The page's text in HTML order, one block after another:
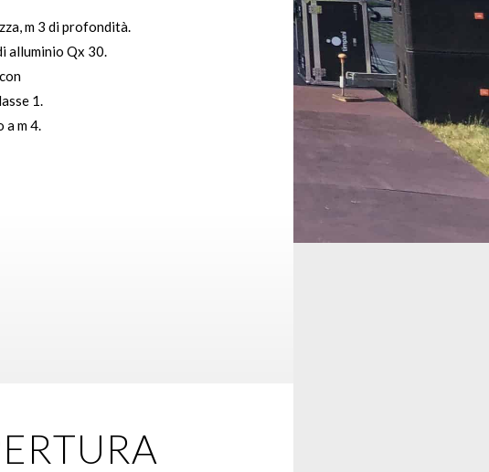
m 3 di profondità.
alluminio Qx 30.
1.
a m 4.